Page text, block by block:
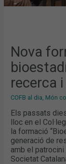
Nova
recerca
COFB al dia, Món
Els passats
lloc en el
la formació
generació de
amb el patrocini
Societat